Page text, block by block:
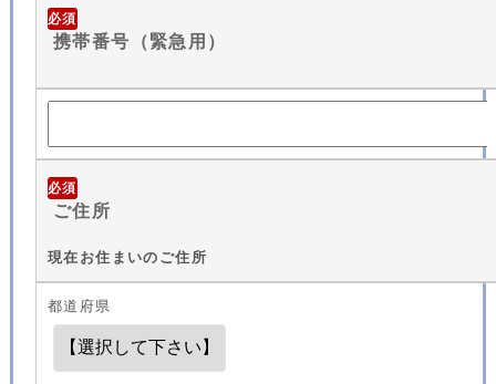
必須
携帯番号（緊急用）
必須
ご住所
現在お住まいのご住所
都道府県